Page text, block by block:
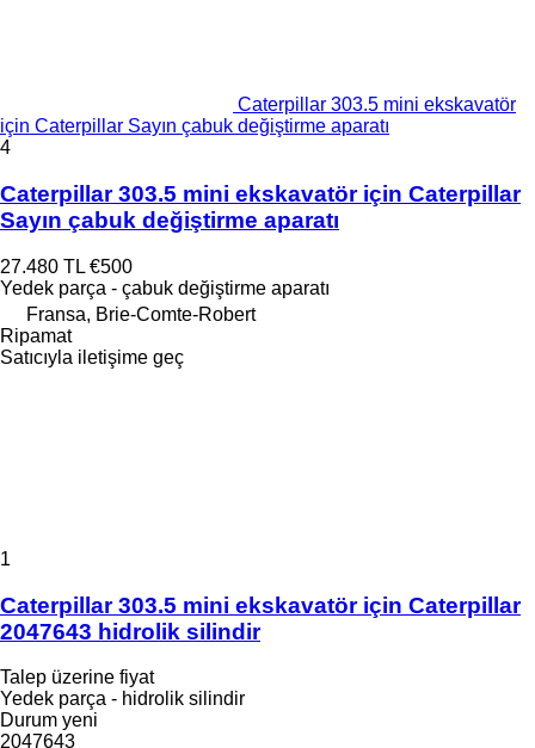
Caterpillar 303.5 mini ekskavatör
için Caterpillar Sayın çabuk değiştirme aparatı
4
Caterpillar 303.5 mini ekskavatör için Caterpillar
Sayın çabuk değiştirme aparatı
27.480 TL €500
Yedek parça - çabuk değiştirme aparatı
Fransa, Brie-Comte-Robert
Ripamat
Satıcıyla iletişime geç
1
Caterpillar 303.5 mini ekskavatör için Caterpillar
2047643 hidrolik silindir
Talep üzerine fiyat
Yedek parça - hidrolik silindir
Durum yeni
2047643